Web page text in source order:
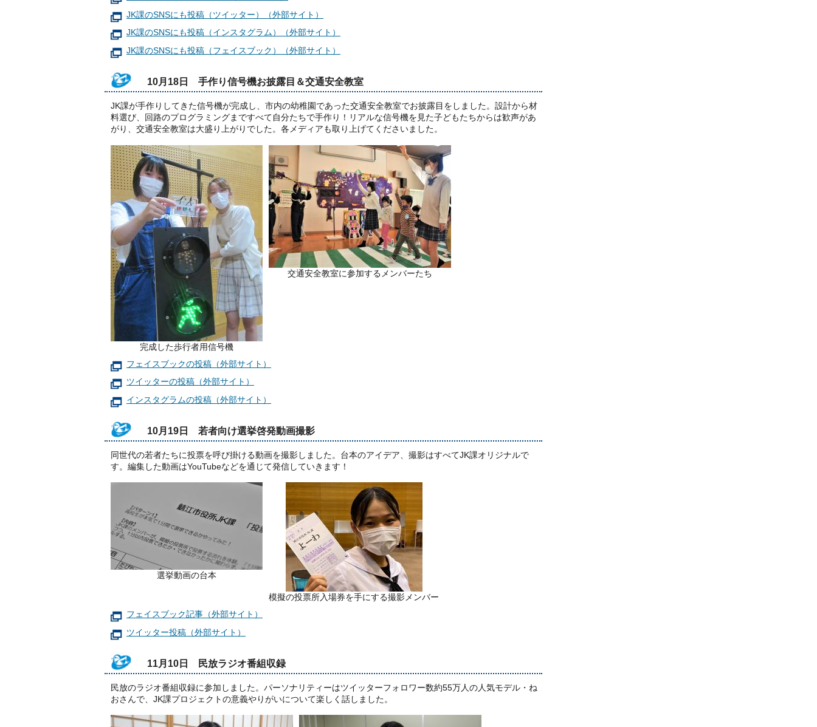
JK課のSNSにも投稿（ツイッター）（外部サイト）
JK課のSNSにも投稿（インスタグラム）（外部サイト）
JK課のSNSにも投稿（フェイスブック）（外部サイト）
10月18日 手作り信号機お披露目＆交通安全教室
JK課が手作りしてきた信号機が完成し、市内の幼稚園であった交通安全教室でお披露目をしました。設計から材
料選び、回路のプログラミングまですべて自分たちで手作り！リアルな信号機を見た子どもたちからは歓声があ
がり、交通安全教室は大盛り上がりでした。各メディアも取り上げてくださいました。
完成した歩行者用信号機
交通安全教室に参加するメンバーたち
フェイスブックの投稿（外部サイト）
ツイッターの投稿（外部サイト）
インスタグラムの投稿（外部サイト）
10月19日 若者向け選挙啓発動画撮影
同世代の若者たちに投票を呼び掛ける動画を撮影しました。台本のアイデア、撮影はすべてJK課オリジナルで
す。編集した動画はYouTubeなどを通じて発信していきます！
選挙動画の台本
模擬の投票所入場券を手にする撮影メンバー
フェイスブック記事（外部サイト）
ツイッター投稿（外部サイト）
11月10日 民放ラジオ番組収録
民放のラジオ番組収録に参加しました。パーソナリティーはツイッターフォロワー数約55万人の人気モデル・ね
おさんで、JK課プロジェクトの意義やりがいについて楽しく話しました。